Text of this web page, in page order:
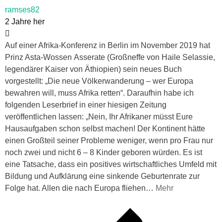
ramses82
2 Jahre her
Auf einer Afrika-Konferenz in Berlin im November 2019 hat
Prinz Asta-Wossen Asserate (Großneffe von Haile Selassie,
legendärer Kaiser von Äthiopien) sein neues Buch
vorgestellt: „Die neue Völkerwanderung – wer Europa
bewahren will, muss Afrika retten“. Daraufhin habe ich
folgenden Leserbrief in einer hiesigen Zeitung
veröffentlichen lassen: „Nein, Ihr Afrikaner müsst Eure
Hausaufgaben schon selbst machen! Der Kontinent hätte
einen Großteil seiner Probleme weniger, wenn pro Frau nur
noch zwei und nicht 6 – 8 Kinder geboren würden. Es ist
eine Tatsache, dass ein positives wirtschaftliches Umfeld mit
Bildung und Aufklärung eine sinkende Geburtenrate zur
Folge hat. Allen die nach Europa fliehen… Mehr